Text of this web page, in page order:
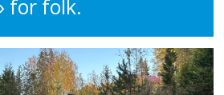
for folk.